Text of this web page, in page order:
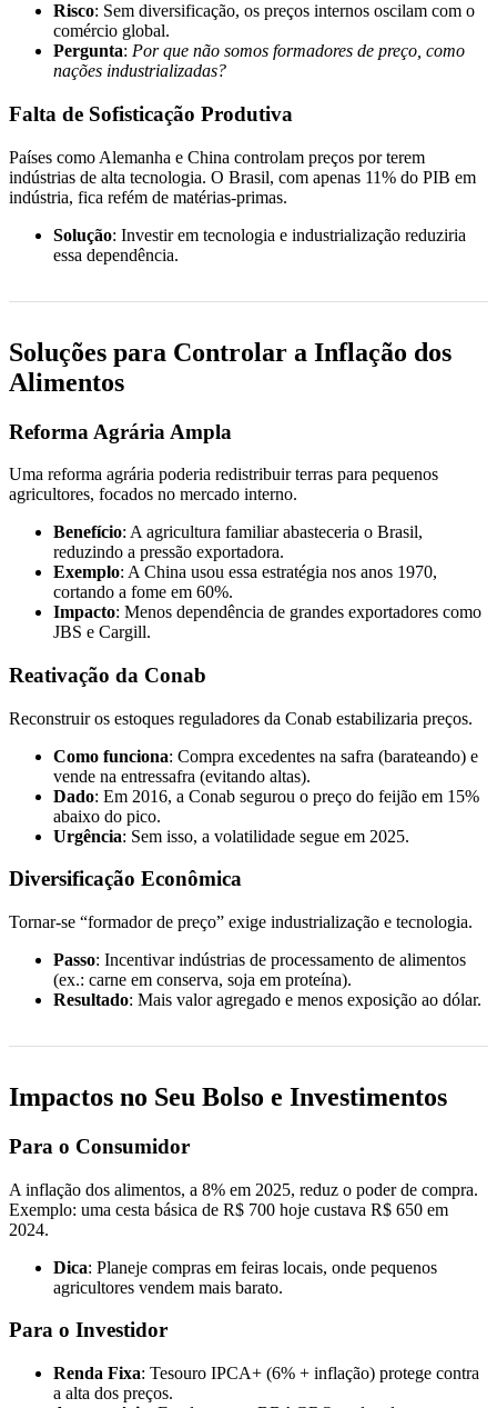
Risco: Sem diversificação, os preços internos oscilam com o
comércio global.
Pergunta: Por que não somos formadores de preço, como
nações industrializadas?
Falta de Sofisticação Produtiva
Países como Alemanha e China controlam preços por terem
indústrias de alta tecnologia. O Brasil, com apenas 11% do PIB em
indústria, fica refém de matérias-primas.
Solução: Investir em tecnologia e industrialização reduziria
essa dependência.
Soluções para Controlar a Inflação dos
Alimentos
Reforma Agrária Ampla
Uma reforma agrária poderia redistribuir terras para pequenos
agricultores, focados no mercado interno.
Benefício: A agricultura familiar abasteceria o Brasil,
reduzindo a pressão exportadora.
Exemplo: A China usou essa estratégia nos anos 1970,
cortando a fome em 60%.
Impacto: Menos dependência de grandes exportadores como
JBS e Cargill.
Reativação da Conab
Reconstruir os estoques reguladores da Conab estabilizaria preços.
Como funciona: Compra excedentes na safra (barateando) e
vende na entressafra (evitando altas).
Dado: Em 2016, a Conab segurou o preço do feijão em 15%
abaixo do pico.
Urgência: Sem isso, a volatilidade segue em 2025.
Diversificação Econômica
Tornar-se “formador de preço” exige industrialização e tecnologia.
Passo: Incentivar indústrias de processamento de alimentos
(ex.: carne em conserva, soja em proteína).
Resultado: Mais valor agregado e menos exposição ao dólar.
Impactos no Seu Bolso e Investimentos
Para o Consumidor
A inflação dos alimentos, a 8% em 2025, reduz o poder de compra.
Exemplo: uma cesta básica de R$ 700 hoje custava R$ 650 em
2024.
Dica: Planeje compras em feiras locais, onde pequenos
agricultores vendem mais barato.
Para o Investidor
Renda Fixa: Tesouro IPCA+ (6% + inflação) protege contra
a alta dos preços.